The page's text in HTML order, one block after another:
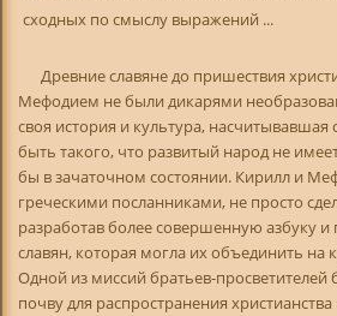
сходных по смыслу выражений ...
Древние славяне до пришествия
Мефодием не были дикарями
своя история и культура, насчитывавшая
быть такого, что развитый народ не
бы в зачаточном состоянии. Кирилл и
греческими посланниками, не просто
разработав более совершенную азбуку и
славян, которая могла их объединить на
Одной из миссий братьев-просветителей
почву для распространения